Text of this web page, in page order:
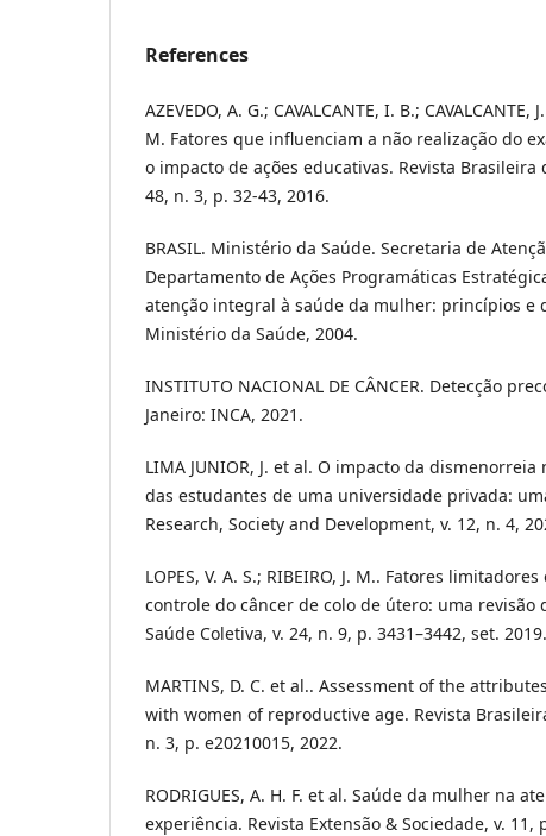
References
AZEVEDO, A. G.; CAVALCANTE, I. B.; CAVALCANTE,
M. Fatores que influenciam a não realização do
o impacto de ações educativas. Revista Brasileira
48, n. 3, p. 32-43, 2016.
BRASIL. Ministério da Saúde. Secretaria de
Departamento de Ações Programáticas
atenção integral à saúde da mulher: princípios e
Ministério da Saúde, 2004.
INSTITUTO NACIONAL DE CÂNCER. Detecção
Janeiro: INCA, 2021.
LIMA JUNIOR, J. et al. O impacto da
das estudantes de uma universidade privada:
Research, Society and Development, v. 12, n. 4,
LOPES, V. A. S.; RIBEIRO, J. M.. Fatores
controle do câncer de colo de útero: uma revisão
Saúde Coletiva, v. 24, n. 9, p. 3431–3442, set. 2019.
MARTINS, D. C. et al.. Assessment of the
with women of reproductive age. Revista
n. 3, p. e20210015, 2022.
RODRIGUES, A. H. F. et al. Saúde da mulher na
experiência. Revista Extensão & Sociedade, v. 11,